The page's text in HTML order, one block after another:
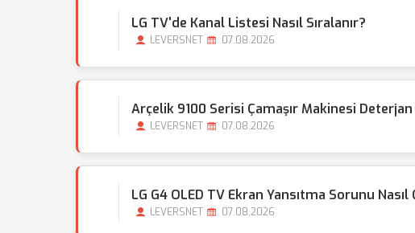
LG TV'de Kanal Listesi Nasıl Sıralanır?
LEVERSNET 07.08.2026
Arçelik 9100 Serisi Çamaşır Makinesi
LEVERSNET 07.08.2026
LG G4 OLED TV Ekran Yansıtma Sorunu
LEVERSNET 07.08.2026